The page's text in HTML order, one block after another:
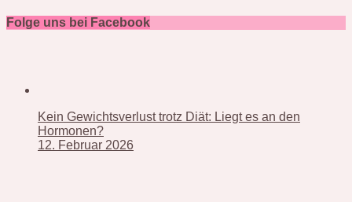
Folge uns bei Facebook
Kein Gewichtsverlust trotz Diät: Liegt es an den
Hormonen?
12. Februar 2026